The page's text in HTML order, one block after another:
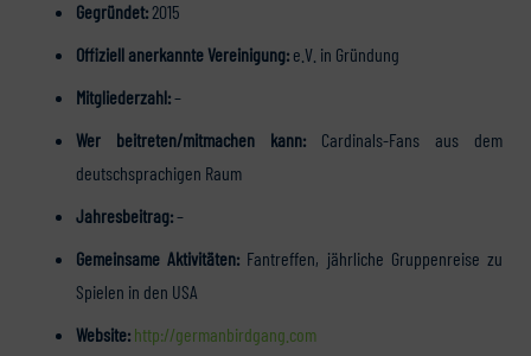
Gegründet:2015
Offiziell anerkannte Vereinigung: e.V. in Gründung
Mitgliederzahl:–
Wer beitreten/mitmachen kann: Cardinals-Fans aus dem
deutschsprachigen Raum
Jahresbeitrag:–
Gemeinsame Aktivitäten: Fantreffen, jährliche Gruppenreise zu
Spielen in den USA
Website: http://germanbirdgang.com